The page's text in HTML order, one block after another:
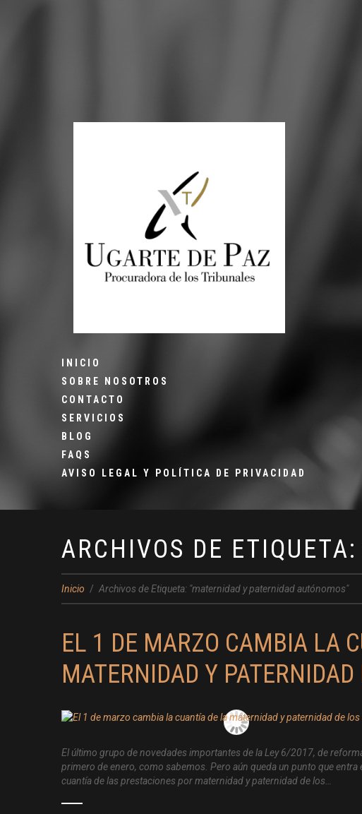
INICIO
SOBRE NOSOTROS
CONTACTO
SERVICIOS
BLOG
FAQS
AVISO LEGAL Y POLÍTICA DE PRIVACIDAD
ARCHIVOS DE ETIQUETA:
Inicio Archivos de Etiqueta: "maternidad y paternidad autónomos"
EL 1 DE MARZO CAMBIA LA
MATERNIDAD Y
El último grupo de novedades importantes de la Ley 6/2017, de
primero de enero, como sabemos. Pero aún queda un punto que
cuantía de las prestaciones por maternidad y paternidad de los…